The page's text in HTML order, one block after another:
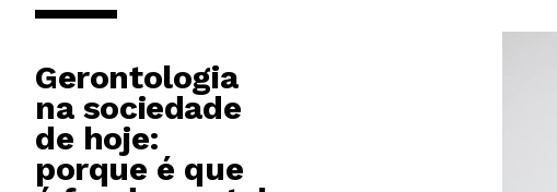
Gerontologia
na sociedade
de hoje:
porque é que